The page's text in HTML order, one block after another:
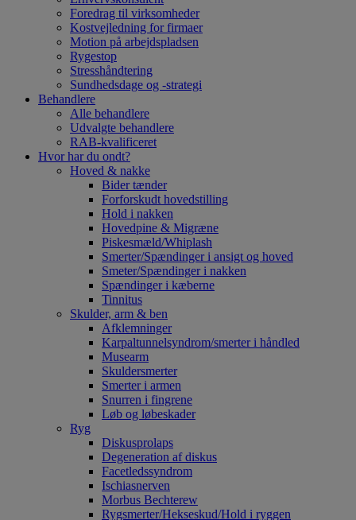
Foredrag til virksomheder
Kostvejledning for firmaer
Motion på arbejdspladsen
Rygestop
Stresshåndtering
Sundhedsdage og -strategi
Behandlere
Alle behandlere
Udvalgte behandlere
RAB-kvalificeret
Hvor har du ondt?
Hoved & nakke
Bider tænder
Forforskudt hovedstilling
Hold i nakken
Hovedpine & Migræne
Piskesmæld/Whiplash
Smerter/Spændinger i ansigt og hoved
Smeter/Spændinger i nakken
Spændinger i kæberne
Tinnitus
Skulder, arm & ben
Afklemninger
Karpaltunnelsyndrom/smerter i håndled
Musearm
Skuldersmerter
Smerter i armen
Snurren i fingrene
Løb og løbeskader
Ryg
Diskusprolaps
Degeneration af diskus
Facetledssyndrom
Ischiasnerven
Morbus Bechterew
Rygsmerter/Hekseskud/Hold i ryggen